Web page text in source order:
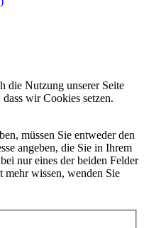
die Nutzung unserer Seite
wir Cookies setzen.
müssen Sie entweder den
angeben, die Sie in Ihrem
nur eines der beiden Felder
mehr wissen, wenden Sie